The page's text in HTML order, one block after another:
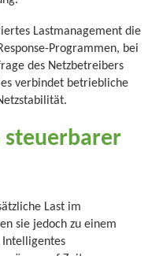
Lastmanagement die
Programmen, bei
des Netzbetreibers
verbindet betriebliche
Last im
sie jedoch zu einem